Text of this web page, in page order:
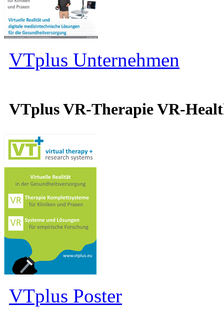
VTplus Unternehmen
VTplus VR-Therapie VR-
VTplus Poster